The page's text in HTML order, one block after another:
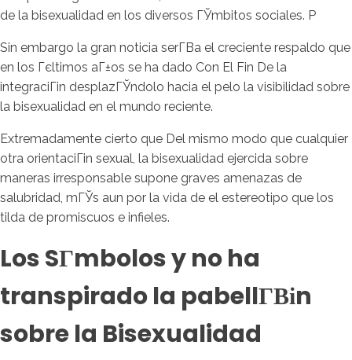
de la bisexualidad en los diversos ГЎmbitos sociales. P
Sin embargo la gran noticia serГ­В­a el creciente respaldo que
en los Гєltimos aГ±os se ha dado Con El Fin De la
integraciГіn desplazГЎndolo hacia el pelo la visibilidad sobre
la bisexualidad en el mundo reciente.
Extremadamente cierto que Del mismo modo que cualquier
otra orientaciГіn sexual, la bisexualidad ejercida sobre
maneras irresponsable supone graves amenazas de
salubridad, mГЎs aun por la vida de el estereotipo que los
tilda de promiscuos e infieles.
Los SГ­mbolos y no ha
transpirado la pabellГ­Віn
sobre la Bisexualidad